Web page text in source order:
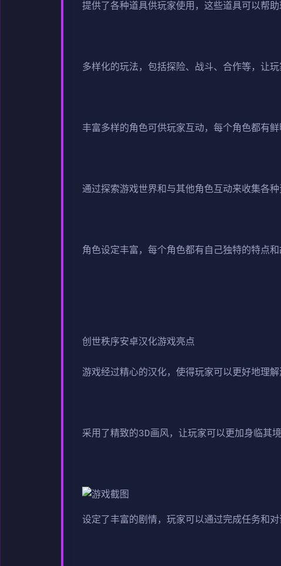
提供了各种道具供玩家使用，这些道具可以帮
多样化的玩法，包括探险、战斗、合作等，让
丰富多样的角色可供玩家互动，每个角色都有
通过探索游戏世界和与其他角色互动来收集各
角色设定丰富，每个角色都有自己独特的特点
创世秩序安卓汉化游戏亮点
游戏经过精心的汉化，使得玩家可以更好地理解
采用了精致的3D画风，让玩家可以更加身临其
设定了丰富的剧情，玩家可以通过完成任务和